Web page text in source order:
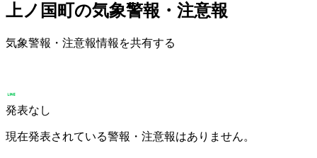
上ノ国町の気象警報・注意報
気象警報・注意報情報を共有する
発表なし
現在発表されている警報・注意報はありません。